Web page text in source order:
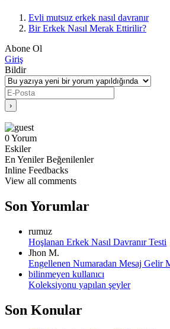
Evli mutsuz erkek nasıl davranır
Bir Erkek Nasıl Merak Ettirilir?
Abone Ol
Giriş
Bildir
0Yorum
Eskiler
En Yeniler Beğenilenler
Inline Feedbacks
View all comments
Son Yorumlar
rumuz
Hoşlanan Erkek Nasıl Davranır Testi
Jhon M.
Engellenen Numaradan Mesaj Gelir
bilinmeyen kullanıcı
Koleksiyonu yapılan şeyler
Son Konular